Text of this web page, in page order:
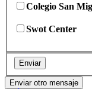
Colegio San
Swot Center
Enviar
Enviar otro mensaje